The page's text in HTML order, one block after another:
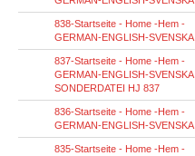
838-Startseite - Home -Hem -
GERMAN-ENGLISH-SVENSKA
837-Startseite - Home -Hem -
GERMAN-ENGLISH-SVENSKA
SONDERDATEI HJ 837
836-Startseite - Home -Hem -
GERMAN-ENGLISH-SVENSKA
835-Startseite - Home -Hem -